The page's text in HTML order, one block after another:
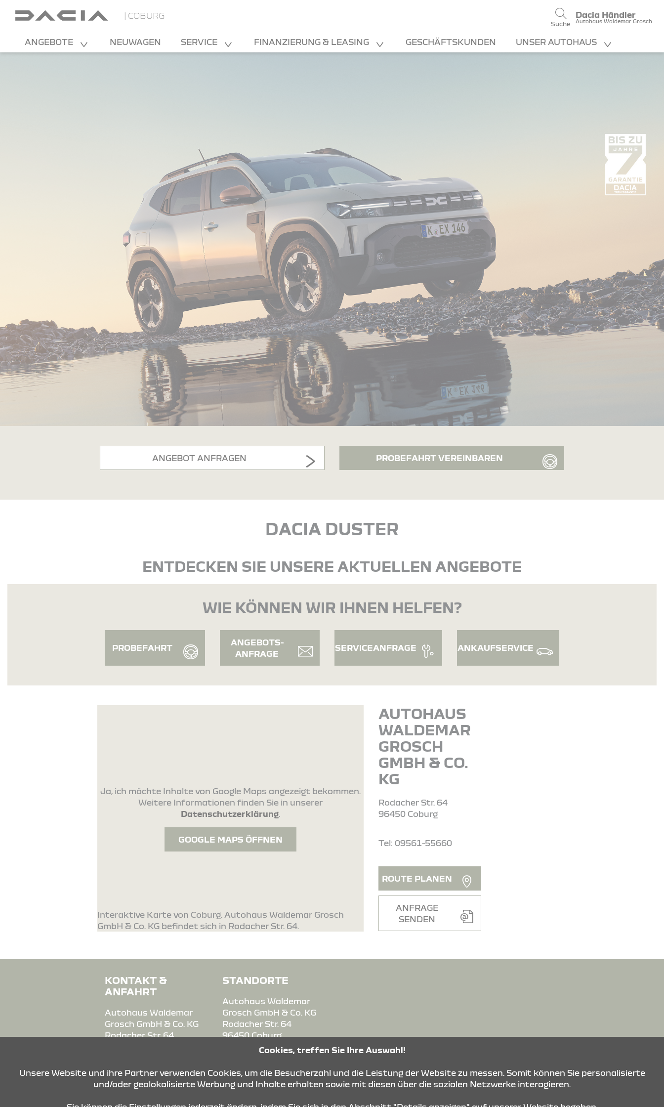
| COBURG
Suche
Dacia Händler
Autohaus Waldemar Grosch
ANGEBOTE NEUWAGEN SERVICE FINANZIERUNG & LEASING GESCHÄFTSKUNDEN UNSER AUTOHAUS
ANGEBOT ANFRAGEN PROBEFAHRT VEREINBAREN
DACIA DUSTER
ENTDECKEN SIE UNSERE AKTUELLEN ANGEBOTE
WIE KÖNNEN WIR IHNEN HELFEN?
PROBEFAHRT
ANGEBOTS-
ANFRAGE
SERVICEANFRAGE ANKAUFSERVICE
Ja, ich möchte Inhalte von Google Maps angezeigt bekommen.
Weitere Informationen finden Sie in unserer
Datenschutzerklärung
GOOGLE MAPS ÖFFNEN
Interaktive Karte von Coburg. Autohaus Waldemar Grosch
GmbH & Co. KG befindet sich in Rodacher Str. 64.
AUTOHAUS
WALDEMAR
GROSCH
GMBH & CO.
KG
Rodacher Str. 64
96450 Coburg
Tel: 09561-55660
ROUTE PLANEN
ANFRAGE
SENDEN
KONTAKT &
ANFAHRT
Autohaus Waldemar
Grosch GmbH & Co. KG
Rodacher Str. 64
E-Mail:
STANDORTE
Autohaus Waldemar
Grosch GmbH & Co. KG
Rodacher Str. 64
96450 Coburg
Cookies, treffen Sie Ihre Auswahl!
Unsere Website und ihre Partner verwenden Cookies, um die Besucherzahl und die Leistung der Website zu messen. Somit können Sie personalisierte
und/oder geolokalisierte Werbung und Inhalte erhalten sowie mit diesen über die sozialen Netzwerke interagieren.